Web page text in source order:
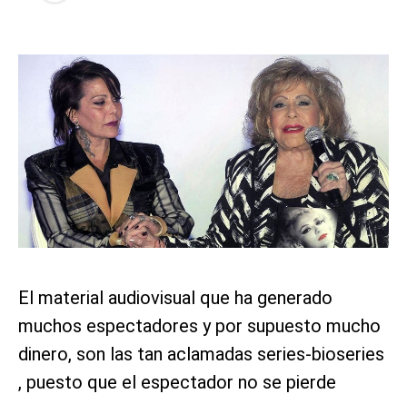
El material audiovisual que ha generado
muchos espectadores y por supuesto mucho
dinero, son las tan aclamadas series-bioseries
, puesto que el espectador no se pierde